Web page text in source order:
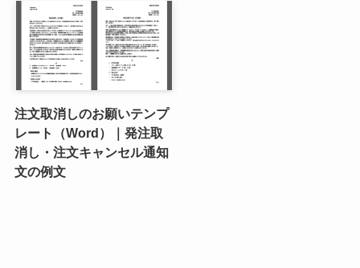
注文取消しのお願いテンプ
レート（Word）｜発注取
消し・注文キャンセル通知
文の例文